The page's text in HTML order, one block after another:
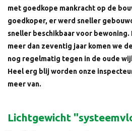
met goedkope mankracht op de
goedkoper, er werd sneller
sneller beschikbaar voor
meer dan zeventig jaar komen we
nog regelmatig tegen in de oude
Heel erg blij worden onze
meer van.
Lichtgewicht